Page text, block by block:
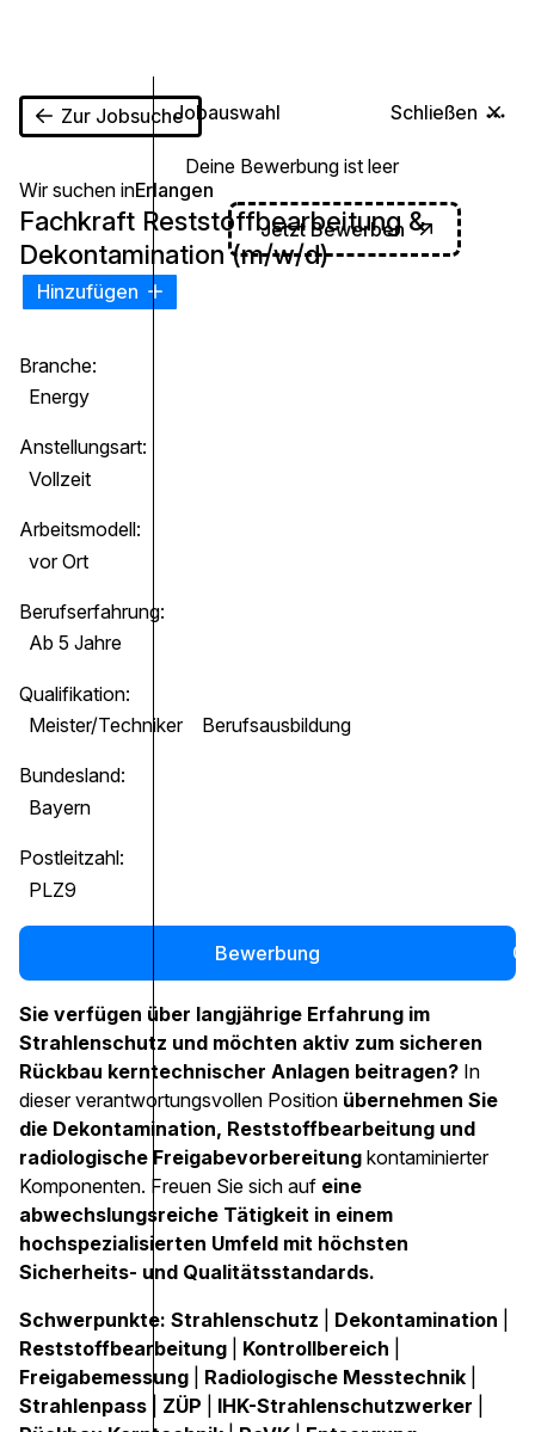
Jobauswahl Schließen
Deine Bewerbung ist leer
Jetzt Bewerben
Zur Jobsuche
Wir suchen inErlangen
Fachkraft Reststoffbearbeitung &
Dekontamination (m/w/d)
Hinzufügen
Branche:
Energy
Anstellungsart:
Vollzeit
Arbeitsmodell:
vor Ort
Berufserfahrung:
Ab 5 Jahre
Qualifikation:
Meister/Techniker
Berufsausbildung
Bundesland:
Bayern
Postleitzahl:
PLZ9
Bewerbung 0
Sie verfügen über langjährige Erfahrung im
Strahlenschutz und möchten aktiv zum sicheren
Rückbau kerntechnischer Anlagen beitragen? In
dieser verantwortungsvollen Position übernehmen Sie
die Dekontamination, Reststoffbearbeitung und
radiologische Freigabevorbereitung kontaminierter
Komponenten. Freuen Sie sich auf eine
abwechslungsreiche Tätigkeit in einem
hochspezialisierten Umfeld mit höchsten
Sicherheits- und Qualitätsstandards.
Schwerpunkte: Strahlenschutz Dekontamination
Reststoffbearbeitung
Kontrollbereich
Freigabemessung
Radiologische Messtechnik
Strahlenpass
ZÜP IHK-Strahlenschutzwerker